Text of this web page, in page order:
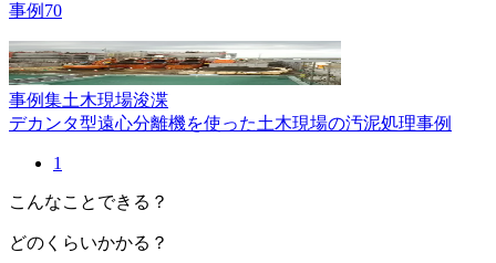
事例70
事例集土木現場浚渫
デカンタ型遠心分離機を使った土木現場の汚泥処理事例
1
こんなことできる？
どのくらいかかる？